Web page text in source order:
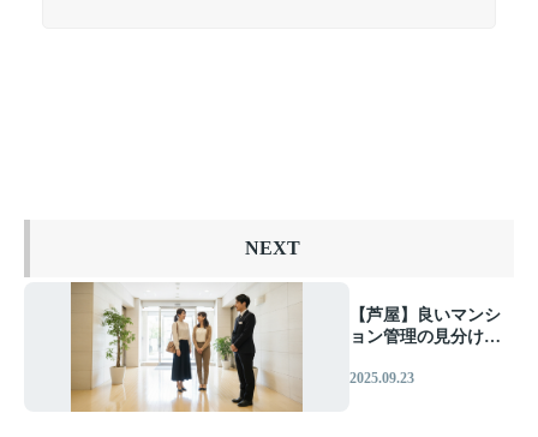
NEXT
【芦屋】良いマンシ
ョン管理の見分け方
要チェックポイント
2025.09.23